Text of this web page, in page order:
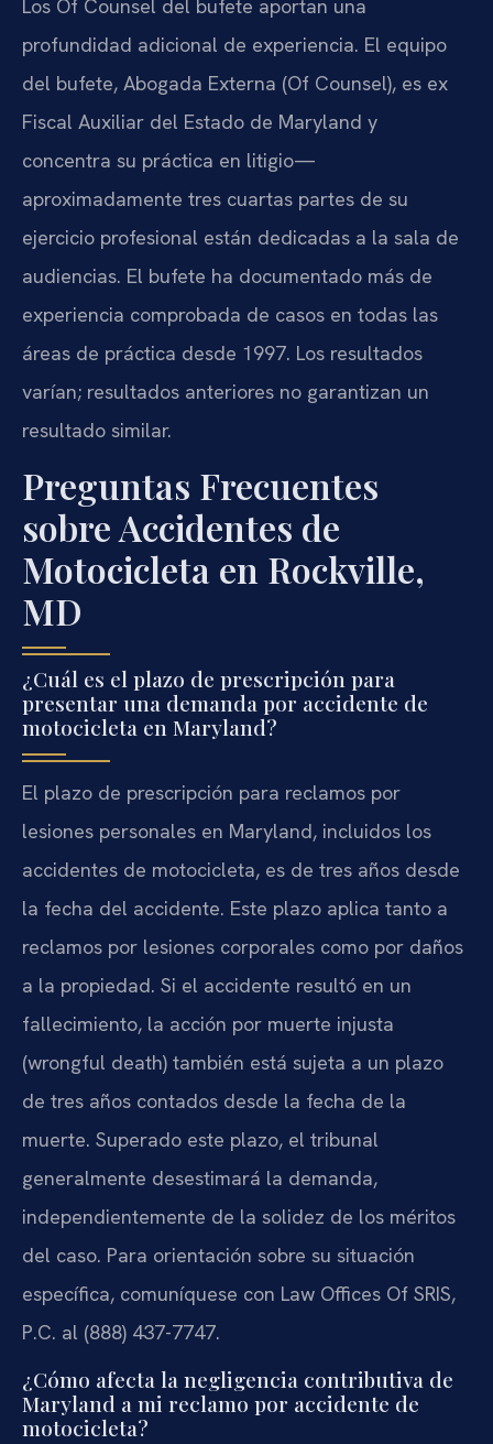
Los Of Counsel del bufete aportan una
profundidad adicional de experiencia. El equipo
del bufete, Abogada Externa (Of Counsel), es ex
Fiscal Auxiliar del Estado de Maryland y
concentra su práctica en litigio—
aproximadamente tres cuartas partes de su
ejercicio profesional están dedicadas a la sala de
audiencias. El bufete ha documentado más de
experiencia comprobada de casos en todas las
áreas de práctica desde 1997. Los resultados
varían; resultados anteriores no garantizan un
resultado similar.
Preguntas Frecuentes
sobre Accidentes de
Motocicleta en Rockville,
MD
¿Cuál es el plazo de prescripción para
presentar una demanda por accidente de
motocicleta en Maryland?
El plazo de prescripción para reclamos por
lesiones personales en Maryland, incluidos los
accidentes de motocicleta, es de tres años desde
la fecha del accidente. Este plazo aplica tanto a
reclamos por lesiones corporales como por daños
a la propiedad. Si el accidente resultó en un
fallecimiento, la acción por muerte injusta
(wrongful death) también está sujeta a un plazo
de tres años contados desde la fecha de la
muerte. Superado este plazo, el tribunal
generalmente desestimará la demanda,
independientemente de la solidez de los méritos
del caso. Para orientación sobre su situación
específica, comuníquese con Law Offices Of SRIS,
P.C. al (888) 437-7747.
¿Cómo afecta la negligencia contributiva de
Maryland a mi reclamo por accidente de
motocicleta?